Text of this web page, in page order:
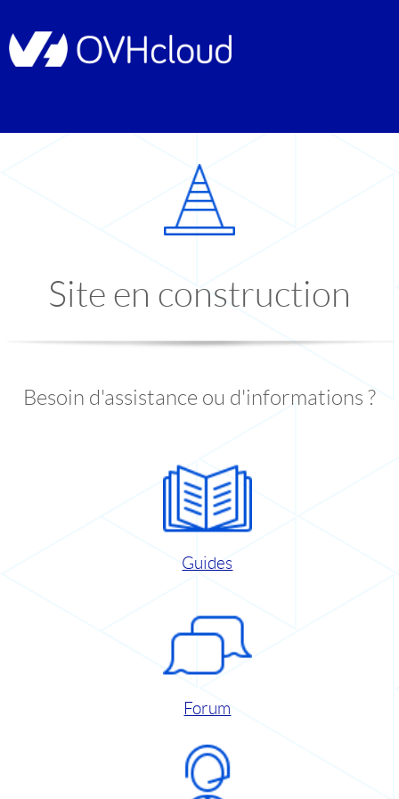
Site en construction
Besoin d'assistance ou d'informations ?
Guides
Forum